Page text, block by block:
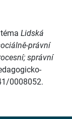
Lidská
právní
správní
0008052.